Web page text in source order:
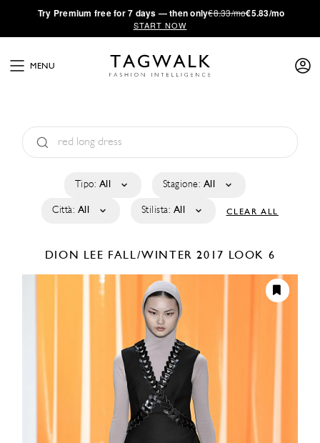
·Try Premium free for 7 days — then only€8.33/mo€5.83/mo
START NOW
MENU
Tipo: All Stagione: All
Città: All Stilista: All CLEAR ALL
DION LEE FALL/WINTER 2017 LOOK 6